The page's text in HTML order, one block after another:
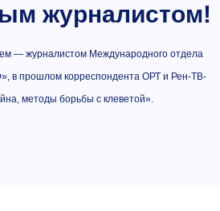
журналистом!
— журналистом Международного отдела
в прошлом корреспондента ОРТ и Рен-ТВ-
методы борьбы с клеветой».